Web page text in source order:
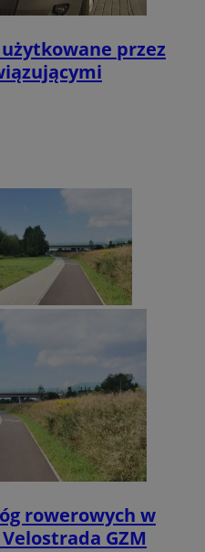
przez
rowerowych w
GZM